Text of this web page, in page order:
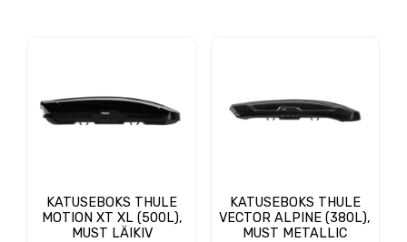
KATUSEBOKS THULE
MOTION XT XL (500L),
MUST LÄIKIV
KATUSEBOKS THULE
VECTOR ALPINE (380L),
MUST METALLIC